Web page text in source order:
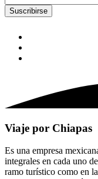
Suscribirse
Viaje por Chiapas
Es una empresa
integrales en cada uno
ramo turístico como en